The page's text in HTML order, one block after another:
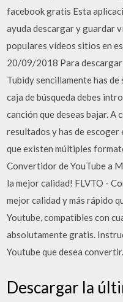
facebook gratis Esta
ayuda descargar y guardar
populares vídeos sitios en
20/09/2018 Para
Tubidy sencillamente has de
caja de búsqueda debes
canción que deseas bajar.
resultados y has de
que existen múltiples
Convertidor de YouTube a
la mejor calidad! FLVTO -
mejor calidad y más rápido
Youtube, compatibles con
absolutamente gratis.
Youtube que desea convertir.
Descargar la